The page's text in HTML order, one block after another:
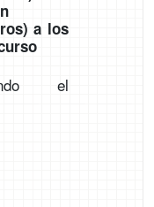
a los
el